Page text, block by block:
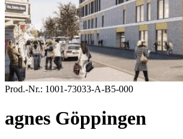
Prod.-Nr.: 1001-73033-A-B5-000
agnes Göppingen